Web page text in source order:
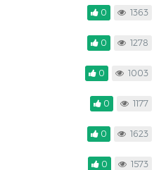
0 1363
0 1278
0 1003
0 1177
0 1623
0 1573